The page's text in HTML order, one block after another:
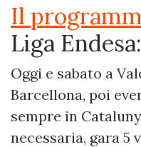
Il
Liga
Oggi e sabato a
Barcellona, poi
sempre in
necessaria, gara 5